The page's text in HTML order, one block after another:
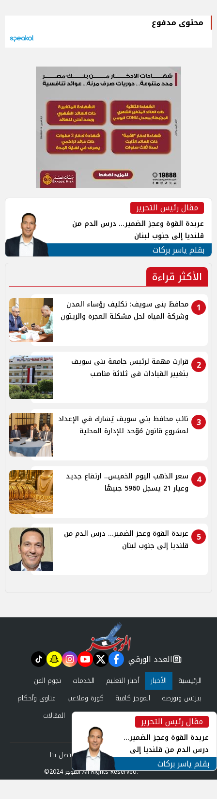
محتوى مدفوع
مقال رئيس التحرير
عربدة القوة وعجز الضمير... درس الدم من
قلنديا إلى جنوب لبنان
بقلم ياسر بركات
الأكثر قراءة
1
محافظ بنى سويف: تكليف رؤساء المدن
وشركة المياه لحل مشكلة العجرة والزيتون
2
قرارت مهمة لرئيس جامعة بنى سويف
بتغيير القيادات فى ثلاثة مناصب
3
نائب محافظ بني سويف يُشارك في الإعداد
لمشروع قانون مُوّحد للإدارة المحلية
4
سعر الذهب اليوم الخميس.. ارتفاع جديد
وعيار 21 يسجل 5960 جنيهًا
5
عربدة القوة وعجز الضمير... درس الدم من
قلنديا إلى جنوب لبنان
مقال رئيس التحرير
عربدة القوة وعجز الضمير...
درس الدم من قلنديا إلى
جنوب لبنان
بقلم ياسر بركات
newspaper
العدد الورقي facebook
twitter
youtube
instagram
snapchat
tiktok
الرئيسية الأخبار أخبار التعليم الخدمات
نجوم الفن
بيزنس وبورصة
الموجز كافية كورة وملاعب
فتاوى وأحكام
صحة وجمال
عرب وعالم حوادث ومحاكم
المقالات
العدد الورقي
من نحن
سياسة الخصوصية اتصل بنا
©2024 الموجز All Rights Reserved.